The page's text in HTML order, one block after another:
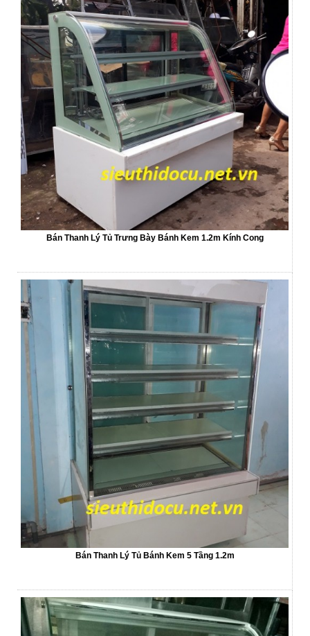
Bán Thanh Lý Tủ Trưng Bày Bánh Kem 1.2m Kính Cong
Bán Thanh Lý Tủ Bánh Kem 5 Tầng 1.2m